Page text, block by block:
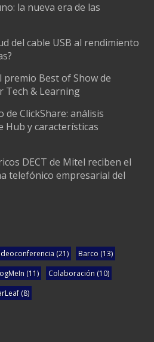
la nueva era de las
del cable USB al rendimiento
premio Best of Show de
Tech & Learning
ClickShare: análisis
Hub y características
DECT de Mitel reciben el
telefónico empresarial del
(21) Barco (13)
(11) Colaboración (10)
(8)